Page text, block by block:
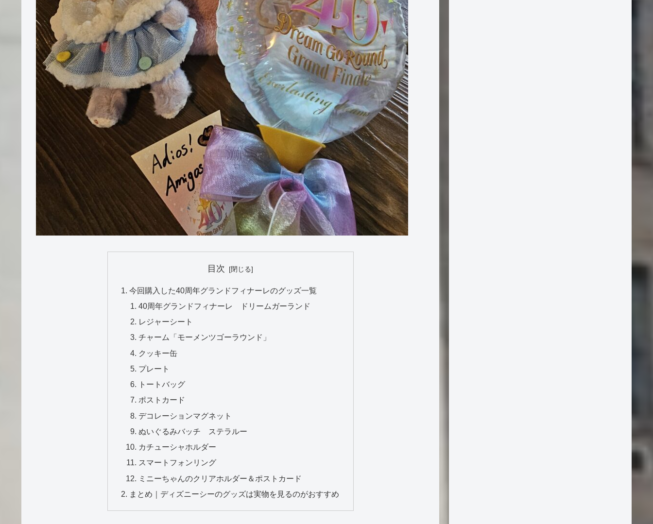
目次
今回購入した40周年グランドフィナーレのグッズ一覧
40周年グランドフィナーレ ドリームガーランド
レジャーシート
チャーム「モーメンツゴーラウンド」
クッキー缶
プレート
トートバッグ
ポストカード
デコレーションマグネット
ぬいぐるみバッチ ステラルー
カチューシャホルダー
スマートフォンリング
ミニーちゃんのクリアホルダー＆ポストカード
まとめ｜ディズニーシーのグッズは実物を見るのがおすすめ